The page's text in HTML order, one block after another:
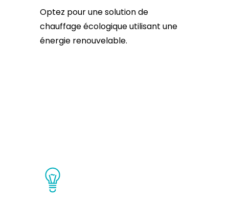
Optez pour une solution de
chauffage écologique utilisant une
énergie renouvelable.